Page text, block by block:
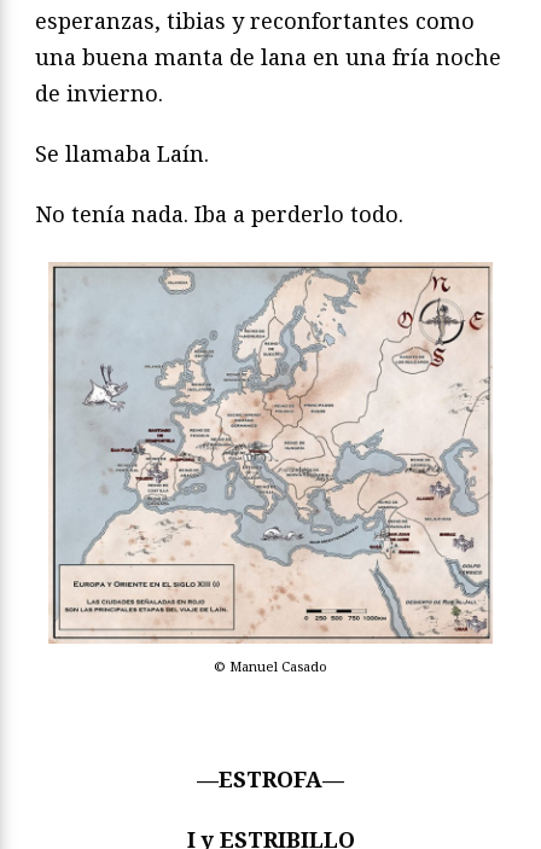
esperanzas, tibias y reconfortantes como
una buena manta de lana en una fría noche
de invierno.
Se llamaba Laín.
No tenía nada. Iba a perderlo todo.
© Manuel Casado
—ESTROFA—
I y ESTRIBILLO